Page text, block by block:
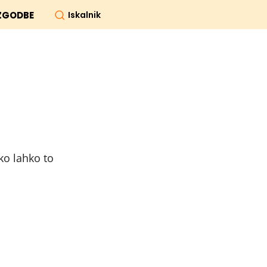
Iskalnik
lahko to